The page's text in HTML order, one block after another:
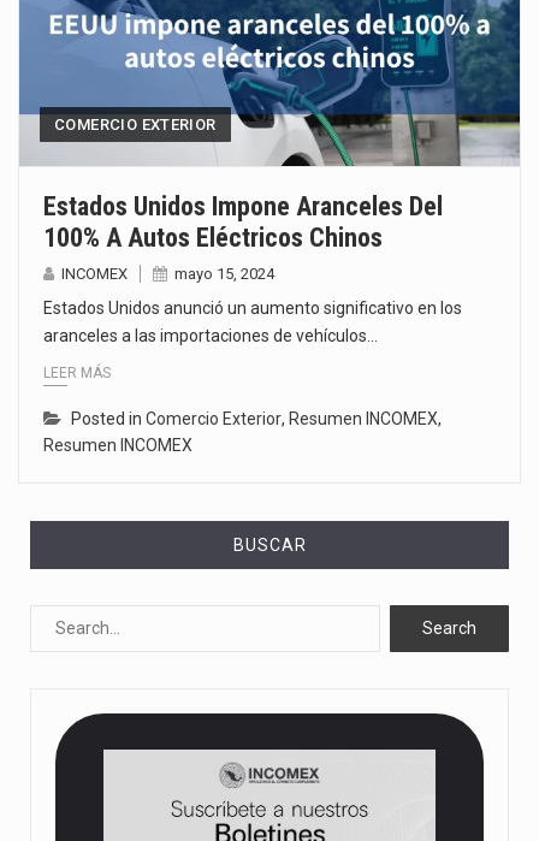
COMERCIO EXTERIOR
Estados Unidos Impone Aranceles Del
100% A Autos Eléctricos Chinos
INCOMEX mayo 15, 2024
Estados Unidos anunció un aumento significativo en los
aranceles a las importaciones de vehículos…
LEER MÁS
Posted in Comercio Exterior, Resumen INCOMEX,
Resumen INCOMEX
BUSCAR